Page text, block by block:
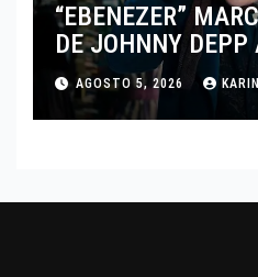
“EBENEZER”
DE JOHNNY DEPP
TRAS SU PASO
INDEPENDIENTE
AGOSTO 5, 2026